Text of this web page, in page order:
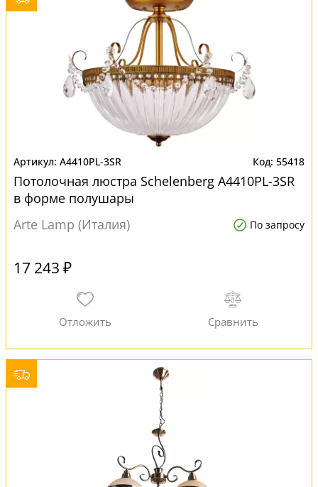
A4410PL-3SR 55418
Потолочная люстра Schelenberg A4410PL-3SR
в форме полушары
Arte Lamp (Италия)
По запросу
17 243 ₽